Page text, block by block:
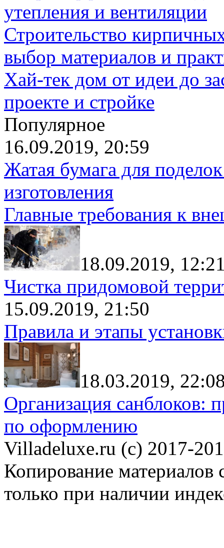
утепления и вентиляции
Строительство
выбор материалов и
Хай-тек дом от идеи до
проекте и стройке
Популярное
16.09.2019, 20:59
Жатая бумага для
изготовления
Главные требования к
18.09.2019,
Чистка придомовой
15.09.2019, 21:50
Правила и этапы
18.03.2019,
Организация санблоков:
по оформлению
Villadeluxe.ru (c) 2017-
Копирование материалов
только при наличии